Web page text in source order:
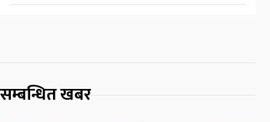
सम्बन्धित खबर